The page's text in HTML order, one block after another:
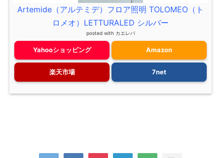
Artemide（アルテミデ）フロア照明 TOLOMEO（ト
ロメオ）LETTURALED シルバー
posted with カエレバ
Yahooショッピング Amazon
楽天市場 7net